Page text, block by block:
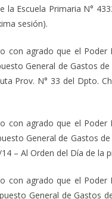
Escuela Primaria N°
sesión).
con agrado que el
General de Gastos
Prov. N° 33 del Dpto.
con agrado que el
General de Gastos
– Al Orden del Día de la
con agrado que el
General de Gastos